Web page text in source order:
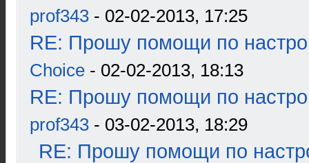
prof343 - 02-02-2013, 17:25
RE: Прошу помощи по
Choice - 02-02-2013, 18:13
RE: Прошу помощи по
prof343 - 03-02-2013, 18:29
RE: Прошу помощи по